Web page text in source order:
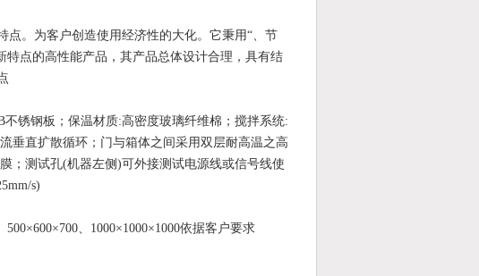
。为客户创造使用经济性的大化。它秉用“、节
特点的高性能产品，其产品总体设计合理，具有结
锈钢板；保温材质:高密度玻璃纤维棉；搅拌系统:
垂直扩散循环；门与箱体之间采用双层耐高温之高
；测试孔(机器左侧)可外接测试电源线或信号线使
s)
、1000×1000×1000依据客户要求